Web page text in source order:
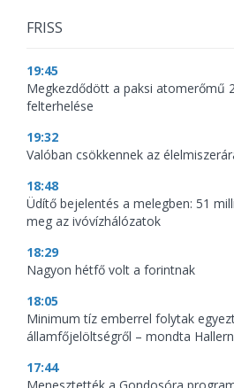
FRISS
19:45
Megkezdődött a paksi atomerőmű
felterhelése
19:32
Valóban csökkennek az
18:48
Üdítő bejelentés a melegben: 51
meg az ivóvízhálózatok
18:29
Nagyon hétfő volt a forintnak
18:05
Minimum tíz emberrel folytak
államfőjelöltségről – mondta
17:44